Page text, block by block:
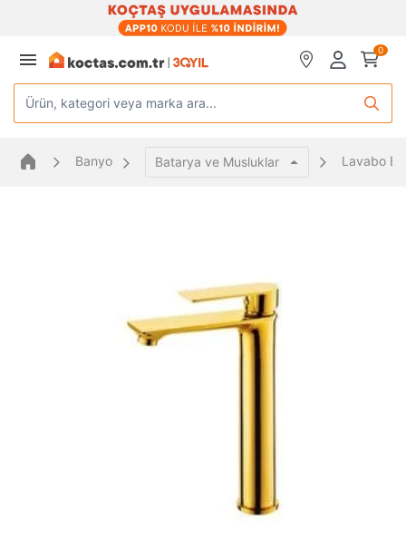
0
Ürün, kategori veya marka ara...
Banyo Batarya ve Musluklar Lavabo